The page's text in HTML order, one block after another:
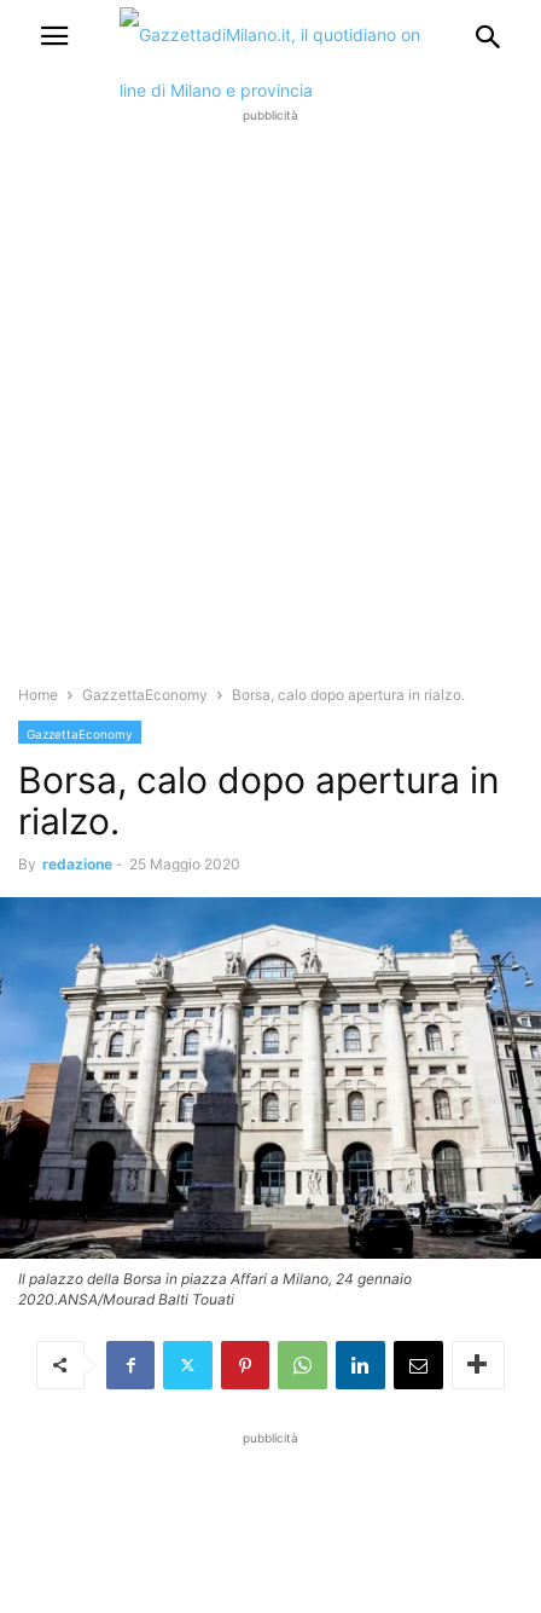
pubblicità
Home GazzettaEconomy Borsa, calo dopo apertura in rialzo.
GazzettaEconomy
Borsa, calo dopo apertura in
rialzo.
By redazione - 25 Maggio 2020
Il palazzo della Borsa in piazza Affari a Milano, 24 gennaio
2020.ANSA/Mourad Balti Touati
pubblicità